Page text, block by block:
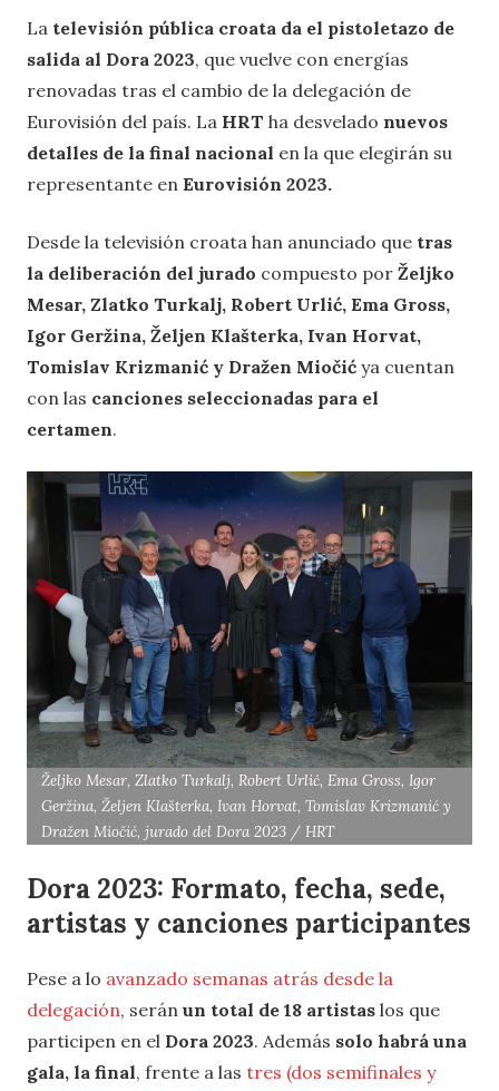
La televisión pública croata da el pistoletazo de
salida al Dora 2023, que vuelve con energías
renovadas tras el cambio de la delegación de
Eurovisión del país. La HRT ha desvelado nuevos
detalles de la final nacional en la que elegirán su
representante en Eurovisión 2023.
Desde la televisión croata han anunciado que tras
la deliberación del jurado compuesto por Željko
Mesar, Zlatko Turkalj, Robert Urlić, Ema Gross,
Igor Geržina, Željen Klašterka, Ivan Horvat,
Tomislav Krizmanić y Dražen Miočić ya cuentan
con las canciones seleccionadas para el
certamen.
Željko Mesar, Zlatko Turkalj, Robert Urlić, Ema Gross, Igor
Geržina, Željen Klašterka, Ivan Horvat, Tomislav Krizmanić y
Dražen Miočić, jurado del Dora 2023 / HRT
Dora 2023: Formato, fecha, sede,
artistas y canciones participantes
Pese a lo avanzado semanas atrás desde la
delegación, serán un total de 18 artistas los que
participen en el Dora 2023. Además solo habrá una
gala, la final, frente a las tres (dos semifinales y